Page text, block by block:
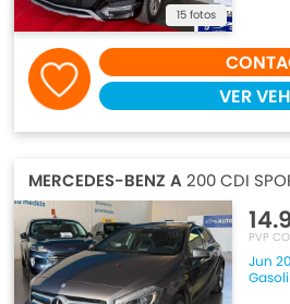
15 fotos
VER
MERCEDES-BENZ A200 CDI
PVP
Jun